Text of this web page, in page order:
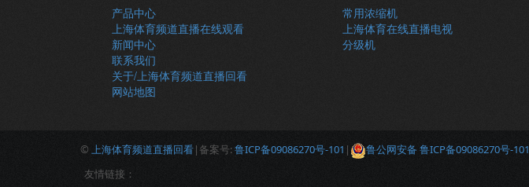
产品中心
上海体育频道直播在线观看
新闻中心
联系我们
关于/上海体育频道直播回看
网站地图
常用浓缩机
上海体育在线直播电视
分级机
© 上海体育频道直播回看|备案号:鲁ICP备09086270号-101 |
鲁公网安备 鲁ICP备09086270号-101
友情链接：